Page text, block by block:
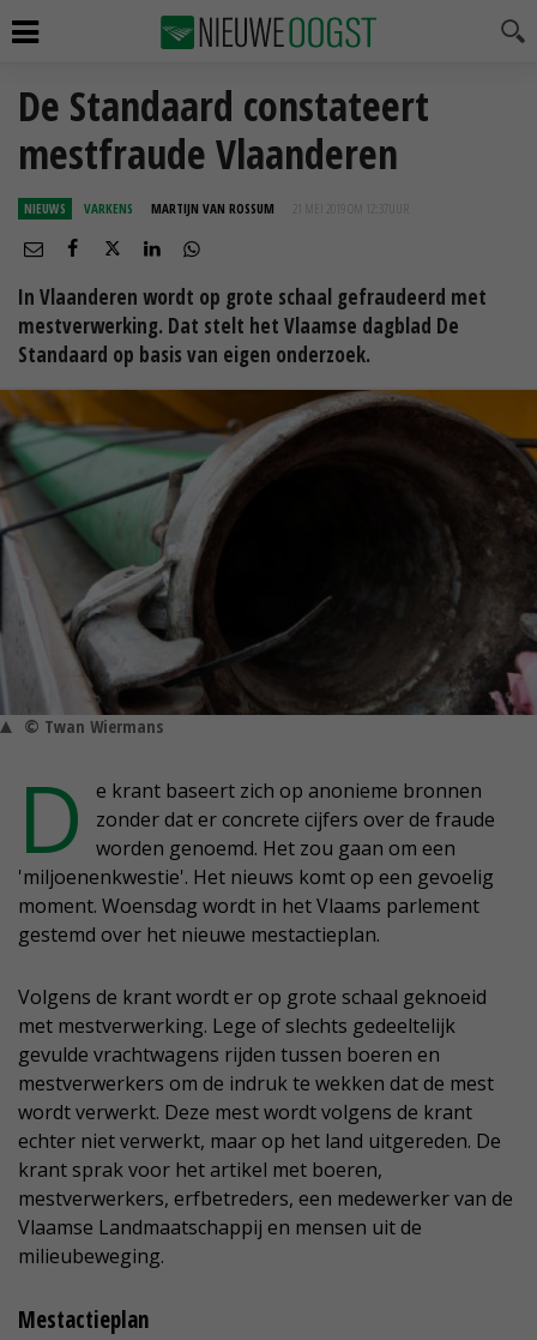
De Standaard constateert
mestfraude Vlaanderen
NIEUWS VARKENS MARTIJN VAN ROSSUM 21 MEI 2019 OM 12:37
In Vlaanderen wordt op grote schaal gefraudeerd met
mestverwerking. Dat stelt het Vlaamse dagblad De
Standaard op basis van eigen onderzoek.
© Twan Wiermans
D
e krant baseert zich op anonieme bronnen
zonder dat er concrete cijfers over de fraude
worden genoemd. Het zou gaan om een
'miljoenenkwestie'. Het nieuws komt op een gevoelig
moment. Woensdag wordt in het Vlaams parlement
gestemd over het nieuwe mestactieplan.
Volgens de krant wordt er op grote schaal geknoeid
met mestverwerking. Lege of slechts gedeeltelijk
gevulde vrachtwagens rijden tussen boeren en
mestverwerkers om de indruk te wekken dat de mest
wordt verwerkt. Deze mest wordt volgens de krant
echter niet verwerkt, maar op het land uitgereden. De
krant sprak voor het artikel met boeren,
mestverwerkers, erfbetreders, een medewerker van de
Vlaamse Landmaatschappij en mensen uit de
milieubeweging.
Mestactieplan